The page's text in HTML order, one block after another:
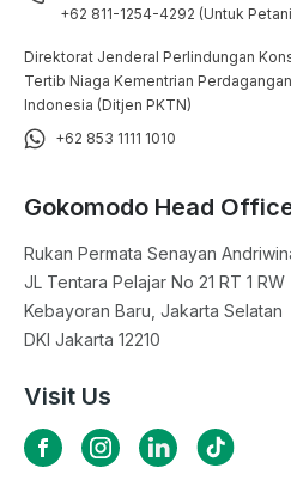
+62 811-1254-4292 (Untuk
Direktorat Jenderal Perlindungan
Tertib Niaga Kementrian
Indonesia (Ditjen PKTN)
+62 853 1111 1010
Gokomodo Head
Rukan Permata Senayan
JL Tentara Pelajar No 21 RT 1
Kebayoran Baru, Jakarta Selatan
DKI Jakarta 12210
Visit Us